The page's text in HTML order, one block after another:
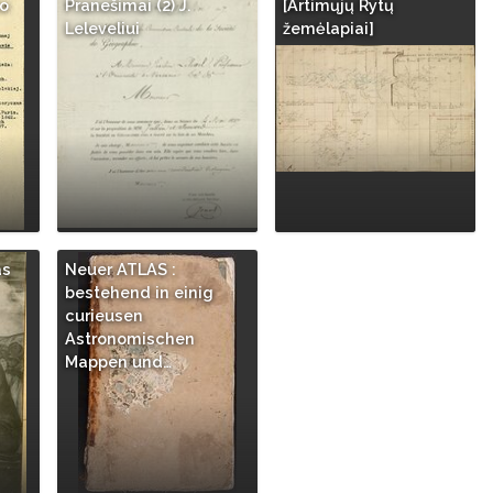
Pranešimai (2) J.
Leleveliui
[Artimųjų Rytų
žemėlapiai]
Neuer ATLAS :
bestehend in einig
curieusen
Astronomischen
Mappen und…